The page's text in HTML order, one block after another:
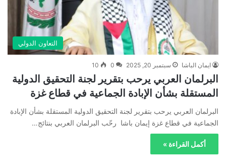
التعاون الدولي
ايمان الباشا سبتمبر 20, 2025 0
10
البرلمان العربي يرحب بتقرير لجنة التحقيق الدولية
المستقلة بشأن الإبادة الجماعية في قطاع غزة
البرلمان العربي يرحب بتقرير لجنة التحقيق الدولية المستقلة بشأن الإبادة
الجماعية في قطاع غزة إيمان باشا رحّب البرلمان العربي بنتائج…
أكمل القراءة »